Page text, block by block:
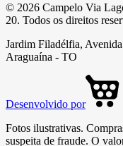
© 2026 Campelo Via
20. Todos os direitos
Jardim Filadélfia,
Araguaína - TO
Desenvolvido por
Fotos ilustrativas.
suspeita de fraude. O